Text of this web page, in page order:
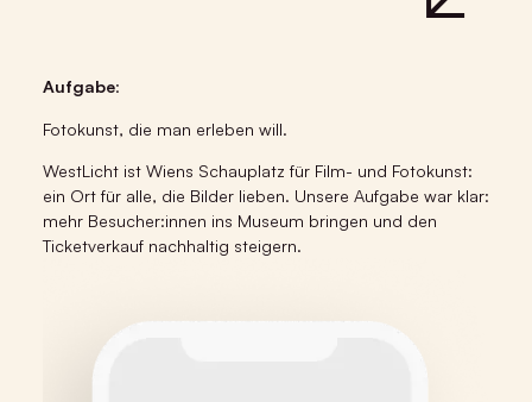
Aufgabe:
Fotokunst, die man erleben will.
WestLicht ist Wiens Schauplatz für Film- und Fotokunst:
ein Ort für alle, die Bilder lieben. Unsere Aufgabe war klar:
mehr Besucher:innen ins Museum bringen und den
Ticketverkauf nachhaltig steigern.